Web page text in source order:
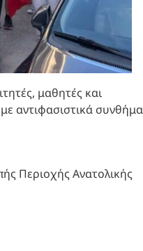
μαθητές και
αντιφασιστικά
Περιοχής Ανατολικής